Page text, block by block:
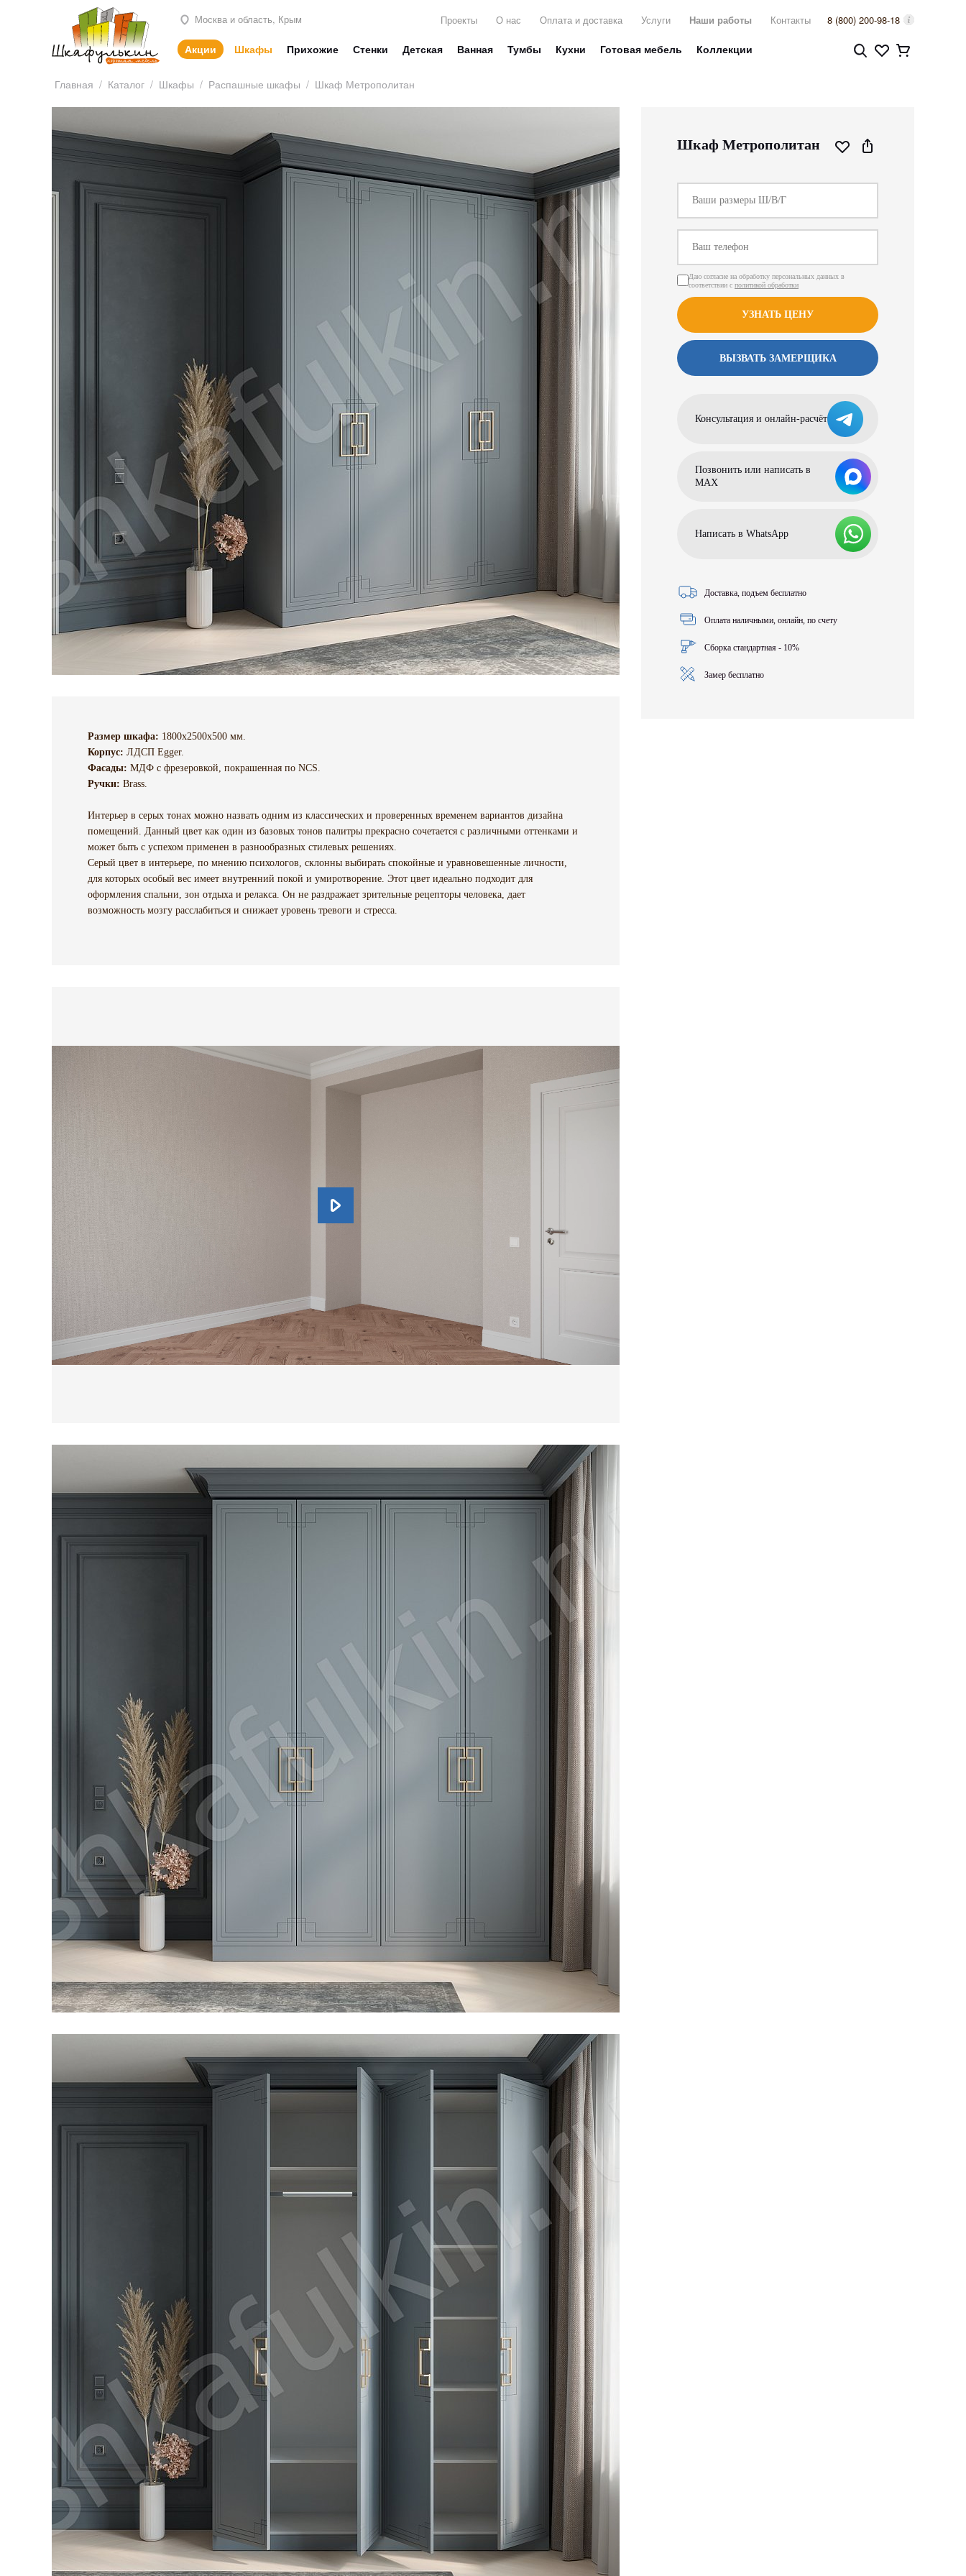
Москва и область, Крым Проекты О нас Оплата и доставка Услуги Наши работы Контакты 8 (800) 200-98-18
Акции Шкафы Прихожие Стенки Детская Ванная Тумбы Кухни Готовая мебель Коллекции
Главная / Каталог / Шкафы / Распашные шкафы / Шкаф Метрополитан
Размер шкафа: 1800х2500х500 мм.
Корпус: ЛДСП Egger.
Фасады: МДФ с фрезеровкой, покрашенная по NCS.
Ручки: Brass.
Интерьер в серых тонах можно назвать одним из классических и проверенных временем вариантов дизайна
помещений. Данный цвет как один из базовых тонов палитры прекрасно сочетается с различными оттенками и
может быть с успехом применен в разнообразных стилевых решениях.
Серый цвет в интерьере, по мнению психологов, склонны выбирать спокойные и уравновешенные личности,
для которых особый вес имеет внутренний покой и умиротворение. Этот цвет идеально подходит для
оформления спальни, зон отдыха и релакса. Он не раздражает зрительные рецепторы человека, дает
возможность мозгу расслабиться и снижает уровень тревоги и стресса.
Шкаф Метрополитан
Даю согласие на обработку персональных данных в
соответствии с политикой обработки
УЗНАТЬ ЦЕНУ
ВЫЗВАТЬ ЗАМЕРЩИКА
Консультация и онлайн-расчёт
Позвонить или написать в
МАХ
Написать в WhatsApp
Доставка, подъем бесплатно
Оплата наличными, онлайн, по счету
Сборка стандартная - 10%
Замер бесплатно